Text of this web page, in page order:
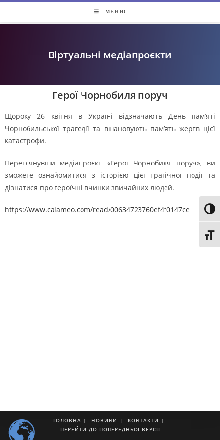
МЕНЮ
Віртуальні медіапроєкти
Герої Чорнобиля поруч
Щороку 26 квітня в Україні відзначають День пам’яті
Чорнобильської трагедії та вшановують пам’ять жертв цієї
катастрофи.
Переглянувши медіапроєкт «Герої Чорнобиля поруч», ви
зможете ознайомитися з історією цієї трагічної події та
дізнатися про героїчні вчинки звичайних людей.
https://www.calameo.com/read/00634723760ef4f0147ce
ГОЛОВНА НОВИНИ
КОНТАКТИ
ПЕРЕЙТИ ДО ПОПЕРЕДНЬОЇ ВЕРСІЇ